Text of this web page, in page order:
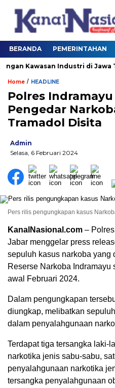
BERANDA PEMERINTAHAN
Kawasan Industri di Jawa
Home / HEADLINE
Polres Indramayu
Pengedar
Tramadol Disita
Admin
Selasa, 6 Februari 2024
Pers rilis pengungkapan kasus
KanalNasional.com –
Jabar menggelar press
sepuluh kasus narkoba yang
Reserse Narkoba
awal Februari 2024.
Dalam pengungkapan
diungkap, melibatkan
dalam penyalahgunaan
Terdapat tiga tersangka laki-
narkotika jenis sabu-sabu,
penyalahgunaan narkotika
tersangka penyalahgunaan